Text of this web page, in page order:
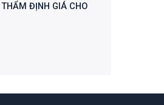
ĐỊNH GIÁ CHO